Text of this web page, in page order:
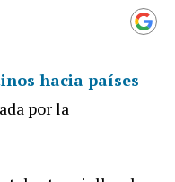
hacia países
por la